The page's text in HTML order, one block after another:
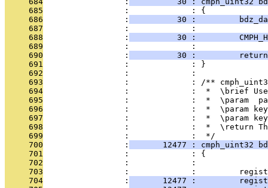
     685
                 :             : {
     686
                 :
30 :
     687
                 :             :
     688
                 :
30 :
     689
                 :             :
     690
                 :
30 :
     691
                 :             : }
     692
                 :             :
     693
:             : /**
     694
:             :  *  \brief
     695
:             :  *  \param
     696
:             :  *  \param
     697
:             :  *  \param
     698
:             :  *  \return
     699
                 :             :  */
     700
                 :
12477 : cmph_uint32
     701
                 :             : {
     702
                 :             :
     703
:             :
     704
                 :
12477 :